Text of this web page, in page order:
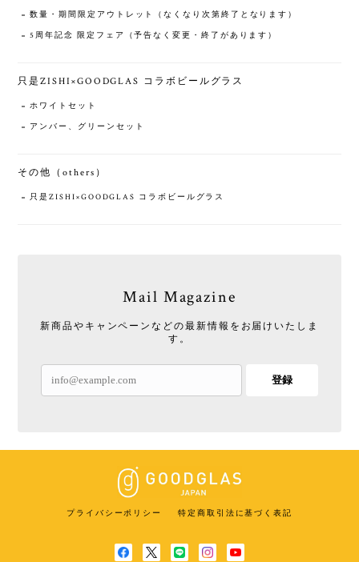
数量・期間限定アウトレット（なくなり次第終了となります）
5周年記念 限定フェア（予告なく変更・終了があります）
只是ZISHI×GOODGLAS コラボビールグラス
ホワイトセット
アンバー、グリーンセット
その他（others）
只是ZISHI×GOODGLAS コラボビールグラス
Mail Magazine
新商品やキャンペーンなどの最新情報をお届けいたしま
す。
登録
プライバシーポリシー 特定商取引法に基づく表記